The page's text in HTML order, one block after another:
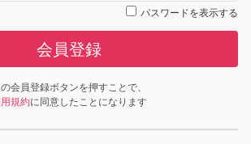
パスワードを表示する
会員登録
会員登録ボタンを押すことで、
規約に同意したことになります